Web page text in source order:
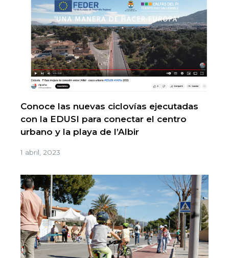
Conoce las nuevas ciclovías ejecutadas
con la EDUSI para conectar el centro
urbano y la playa de l’Albir
1 abril, 2023